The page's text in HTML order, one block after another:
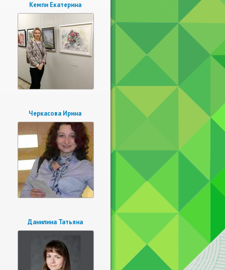
Кемпи Екатерина
Черкасова Ирина
Данилина Татьяна